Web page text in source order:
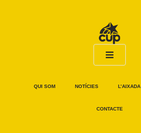
QUI SOM NOTÍCIES L’AIXADA
CONTACTE